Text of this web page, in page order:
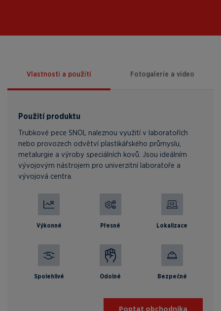
Vlastnosti a použití Fotogalerie a video
Použití produktu
Trubkové pece SNOL naleznou využití v laboratořích
nebo provozech odvětví plastikářského průmyslu,
metalurgie a výroby speciálních kovů. Jsou ideálním
vývojovým nástrojem pro univerzitní laboratoře a
vývojová centra.
Poptat obchodníka
Výkonné Přesné Lokalizace
Spolehlivé Odolné Bezpečné